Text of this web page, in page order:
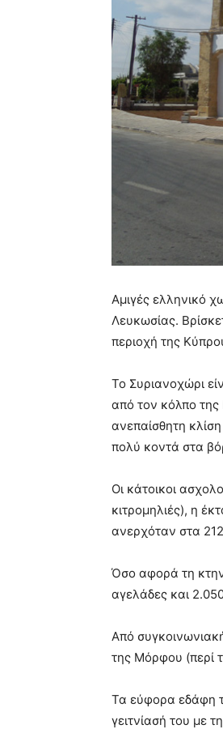
Αμιγές ελληνικό
Λευκωσίας.
περιοχή της
Το Συριανοχώρι
από τον κόλπο της
ανεπαίσθητη
πολύ κοντά στα
Οι κάτοικοι
κιτρομηλιές), η
ανερχόταν στα
Όσο αφορά τη
αγελάδες και
Από
της Μόρφου (περί
Τα εύφορα εδάφη
γειτνίασή του με